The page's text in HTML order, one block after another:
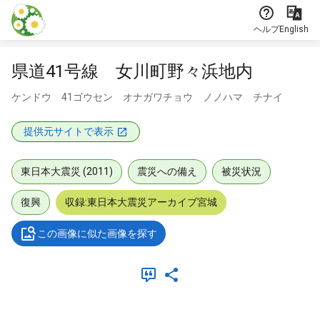
本文に飛ぶ
ヘルプEnglish
県道41号線 女川町野々浜地内
ケンドウ 41ゴウセン オナガワチョウ ノノハマ チナイ
提供元サイトで表示
東日本大震災 (2011) 震災への備え 被災状況
復興 収録:東日本大震災アーカイブ宮城
この画像に似た画像を探す